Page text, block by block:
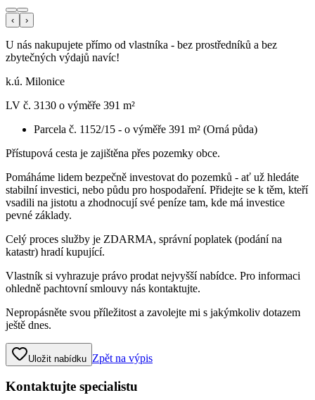
‹ ›
U nás nakupujete přímo od vlastníka - bez prostředníků a bez
zbytečných výdajů navíc!
k.ú. Milonice
LV č. 3130 o výměře 391 m²
Parcela č. 1152/15 - o výměře 391 m² (Orná půda)
Přístupová cesta je zajištěna přes pozemky obce.
Pomáháme lidem bezpečně investovat do pozemků - ať už hledáte
stabilní investici, nebo půdu pro hospodaření. Přidejte se k těm, kteří
vsadili na jistotu a zhodnocují své peníze tam, kde má investice
pevné základy.
Celý proces služby je ZDARMA, správní poplatek (podání na
katastr) hradí kupující.
Vlastník si vyhrazuje právo prodat nejvyšší nabídce. Pro informaci
ohledně pachtovní smlouvy nás kontaktujte.
Nepropásněte svou příležitost a zavolejte mi s jakýmkoliv dotazem
ještě dnes.
Uložit nabídku Zpět na výpis
Kontaktujte specialistu